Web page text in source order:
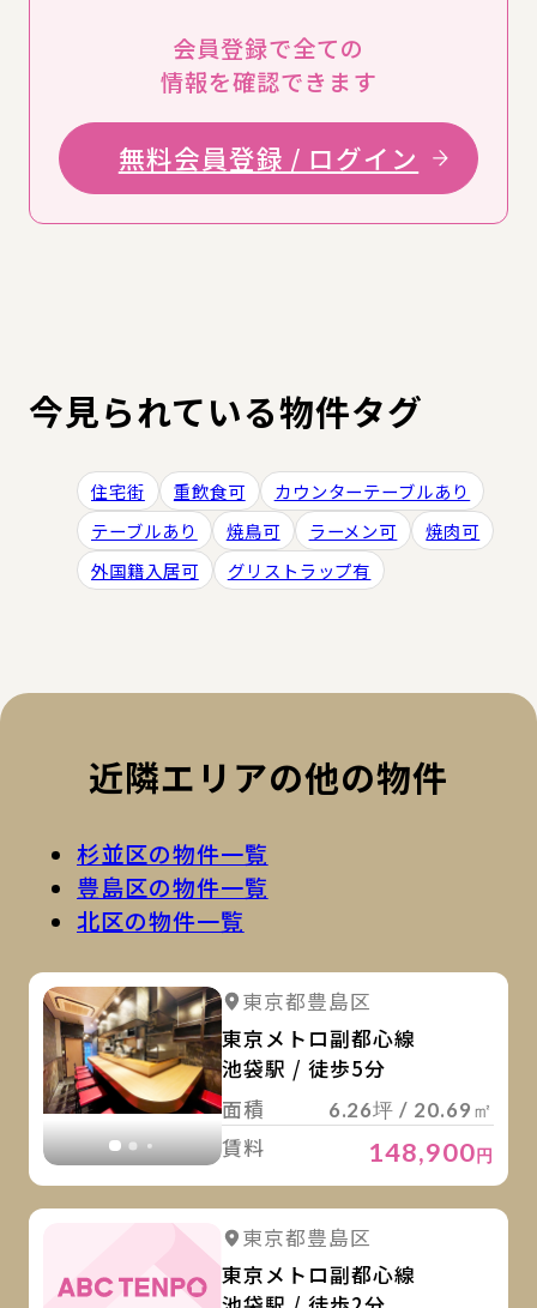
会員登録で全ての
情報を確認できます
無料会員登録 / ログイン
今見られている物件タグ
住宅街 重飲食可
カウンターテーブルあり
テーブルあり
焼鳥可 ラーメン可
焼肉可
外国籍入居可
グリストラップ有
近隣エリアの他の物件
杉並区の物件一覧
豊島区の物件一覧
北区の物件一覧
詳細を見る
東京都豊島区
東京メトロ副都心線
池袋駅 / 徒歩5分
面積
6.26坪 / 20.69㎡
賃料 148,900円
東京都豊島区
東京メトロ副都心線